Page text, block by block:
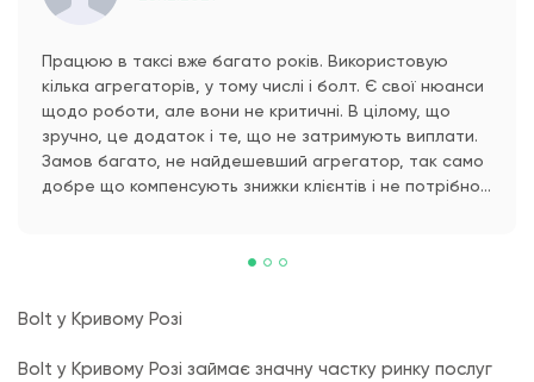
Працюю в таксі вже багато років. Використовую
кілька агрегаторів, у тому числі і болт. Є свої нюанси
щодо роботи, але вони не критичні. В цілому, що
зручно, це додаток і те, що не затримують виплати.
Замов багато, не найдешевший агрегатор, так само
добре що компенсують знижки клієнтів і не потрібно
Bolt у Кривому Розі
Bolt у Кривому Розі займає значну частку ринку послуг